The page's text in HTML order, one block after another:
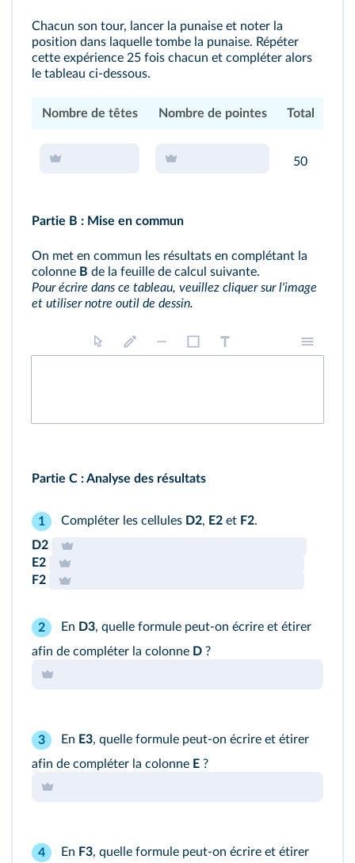
Chacun son tour, lancer la punaise et noter la
position dans laquelle tombe la punaise. Répéter
cette expérience 25 fois chacun et compléter alors
le tableau ci‑dessous.
Nombre de têtes Nombre de pointes Total
50
Partie B : Mise en commun
On met en commun les résultats en complétant la
colonne B de la feuille de calcul suivante.
Pour écrire dans ce tableau, veuillez cliquer sur l'image
et utiliser notre outil de dessin.
Partie C :Analyse des résultats
1 Compléter les cellules D2, E2 et F2.
D2
E2
F2
2 En D3, quelle formule peut‑on écrire et étirer
afin de compléter la colonne D ?
3 En E3, quelle formule peut‑on écrire et étirer
afin de compléter la colonne E ?
4 En F3, quelle formule peut‑on écrire et étirer